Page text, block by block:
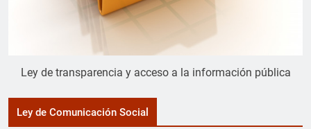
Ley de transparencia y acceso a la información pública
Ley de Comunicación Social